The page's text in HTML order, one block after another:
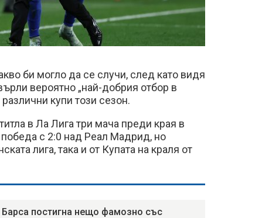
би могло да се случи, след като видя
вероятно „най-добрия отбор в
купи този сезон.
в Ла Лига три мача преди края в
с 2:0 над Реал Мадрид, но
лига, така и от Купата на краля от
Барса постигна нещо фамозно със